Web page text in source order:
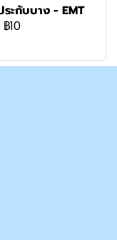
ะกับบาง - EMT
฿10